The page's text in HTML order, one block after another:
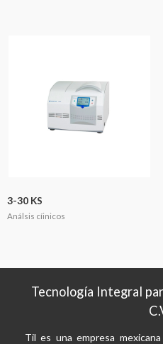
3-30 KS
Análsis cíinicos
Tecnología Integral
Til es una empresa